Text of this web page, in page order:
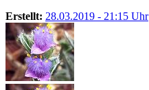
Erstellt: 28.03.2019 - 21:15 Uhr